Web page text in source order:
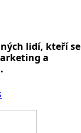
lidí, kteří se
a